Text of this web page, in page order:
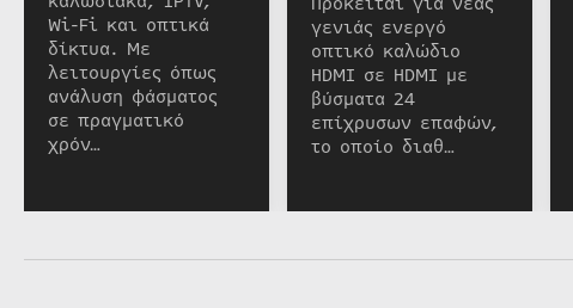
Wi-Fi και οπτικά
δίκτυα. Με
λειτουργίες όπως
ανάλυση φάσματος
σε πραγματικό
χρόν…
γενιάς ενεργό
οπτικό καλώδιο
HDMI σε HDMI με
βύσματα 24
επίχρυσων επαφών,
το οποίο διαθ…